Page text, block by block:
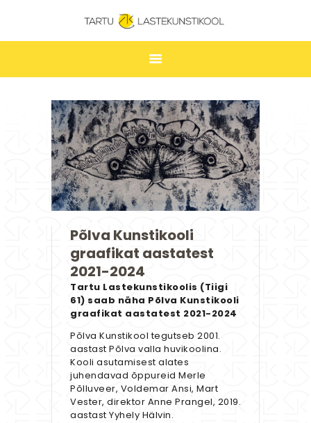
TARTU LASTEKUNSTIKOOL
ESILEHT
UUDISED
ÕPPIMINE
TUNNIPLAAN
LASTEKUNSTIKOOL
KONTAKT
STUUDIUM
Põlva Kunstikooli
graafikat aastatest
2021-2024
Tartu Lastekunstikoolis (Tiigi
61) saab näha Põlva Kunstikooli
graafikat aastatest 2021-2024
Põlva Kunstikool tegutseb 2001.
aastast Põlva valla huvikoolina.
Kooli asutamisest alates
juhendavad õppureid Merle
Põlluveer, Voldemar Ansi, Mart
Vester, direktor Anne Prangel, 2019.
aastast Yyhely Hälvin.